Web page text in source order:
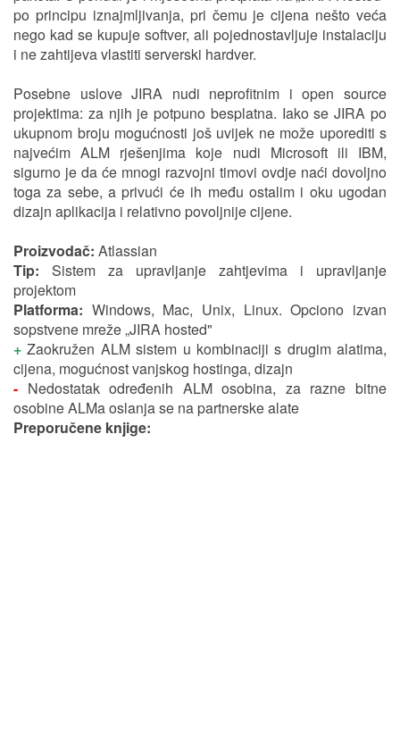
po principu iznajmljivanja, pri čemu je cijena nešto veća
nego kad se kupuje softver, ali pojednostavljuje instalaciju
i ne zahtijeva vlastiti serverski hardver.
Posebne uslove JIRA nudi neprofitnim i open source
projektima: za njih je potpuno besplatna. Iako se JIRA po
ukupnom broju mogućnosti još uvijek ne može uporediti s
najvećim ALM rješenjima koje nudi Microsoft ili IBM,
sigurno je da će mnogi razvojni timovi ovdje naći dovoljno
toga za sebe, a privući će ih među ostalim i oku ugodan
dizajn aplikacija i relativno povoljnije cijene.
Proizvodač: Atlassian
Tip: Sistem za upravljanje zahtjevima i upravljanje
projektom
Platforma: Windows, Mac, Unix, Linux. Opciono izvan
sopstvene mreže „JIRA hosted"
+ Zaokružen ALM sistem u kombinaciji s drugim alatima,
cijena, mogućnost vanjskog hostinga, dizajn
- Nedostatak određenih ALM osobina, za razne bitne
osobine ALMa oslanja se na partnerske alate
Preporučene knjige: